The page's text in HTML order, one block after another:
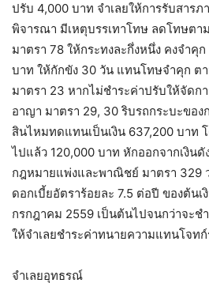
ปรับ 4,000 บาท จำเลยให้การรับสาร
พิจารณา มีเหตุบรรเทาโทษ ลดโทษต
มาตรา 78 ให้กระทงละกึ่งหนึ่ง คงจำคุ
บาท ให้กักขัง 30 วัน แทนโทษจำคุก ต
มาตรา 23 หากไม่ชำระค่าปรับให้จัดก
อาญา มาตรา 29, 30 ริบรถกระบะของ
สินไหมทดแทนเป็นเงิน 637,200 บาท
ไปแล้ว 120,000 บาท หักออกจากเงินดั
กฎหมายแพ่งและพาณิชย์ มาตรา 329
ดอกเบี้ยอัตราร้อยละ 7.5 ต่อปี ของต้น
กรกฎาคม 2559 เป็นต้นไปจนกว่าจะช
ให้จำเลยชำระค่าทนายความแทนโจท
จำเลยอุทธรณ์